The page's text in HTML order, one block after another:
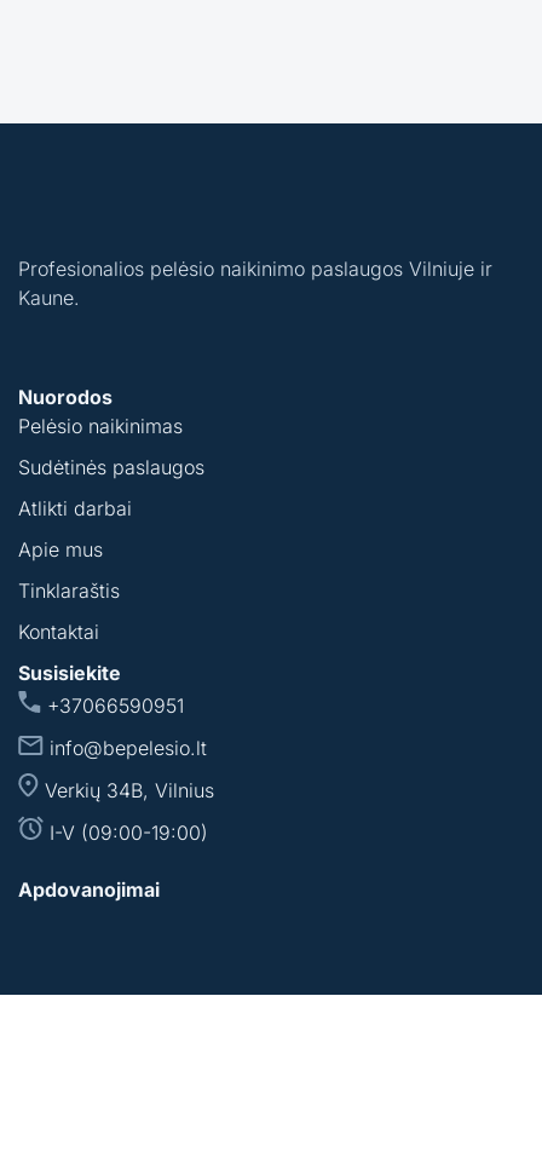
Profesionalios pelėsio naikinimo paslaugos Vilniuje ir
Kaune.
Nuorodos
Pelėsio naikinimas
Sudėtinės paslaugos
Atlikti darbai
Apie mus
Tinklaraštis
Kontaktai
Susisiekite
+37066590951
info@bepelesio.lt
Verkių 34B, Vilnius
I-V (09:00-19:00)
Apdovanojimai